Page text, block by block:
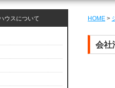
HOME >
会社
ウスについて